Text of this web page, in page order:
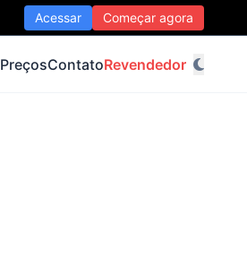
Acessar Começar agora
PreçosContatoRevendedor